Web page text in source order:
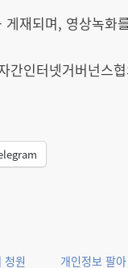
재되며, 영상녹
인터넷거버넌스
청원
개인정보 팔